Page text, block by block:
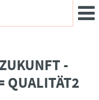
-
QUALITÄT2